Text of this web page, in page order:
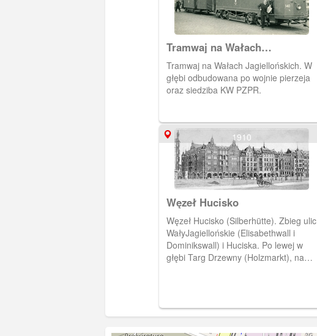
Tramwaj na Wałach
Jagiellońskich.
Tramwaj na Wałach Jagiellońskich. W
głębi odbudowana po wojnie pierzeja
oraz siedziba KW PZPR.
1910
Węzeł Hucisko
Węzeł Hucisko (Silberhütte). Zbieg ulic
WałyJagiellońskie (Elisabethwall i
Dominikswall) i Huciska. Po lewej w
głębi Targ Drzewny (Holzmarkt), na